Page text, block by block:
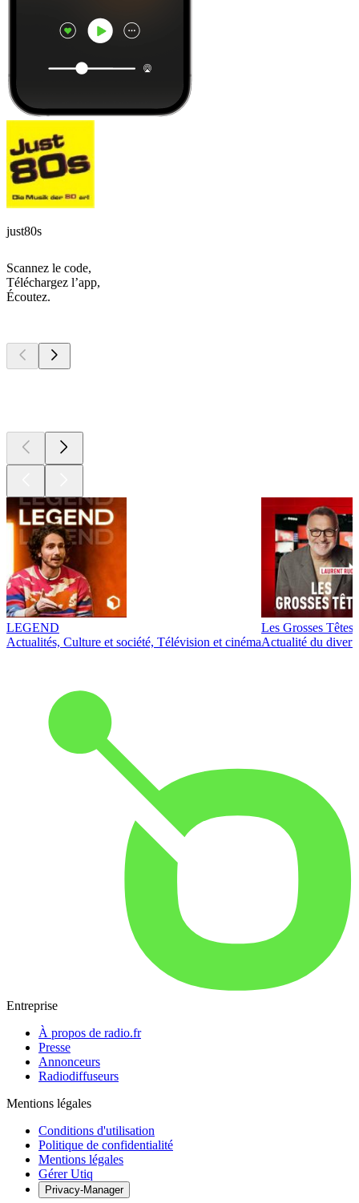
just80s
Scannez le code,
Téléchargez l’app,
Écoutez.
LEGEND
Actualités, Culture et société, Télévision et cinéma
Les Grosses Têtes
Actualité du
Entreprise
À propos de radio.fr
Presse
Annonceurs
Radiodiffuseurs
Mentions légales
Conditions d'utilisation
Politique de confidentialité
Mentions légales
Gérer Utiq
Privacy-Manager